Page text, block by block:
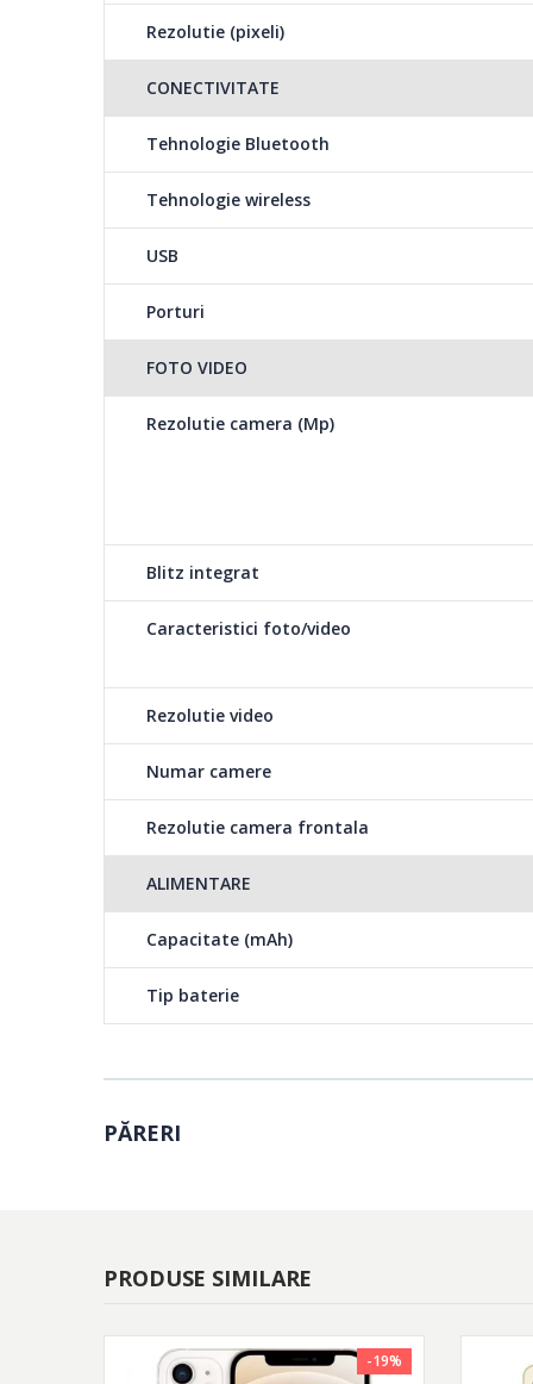
Rezolutie (pixeli)
CONECTIVITATE
Tehnologie Bluetooth
Tehnologie wireless
USB
Porturi
FOTO VIDEO
Rezolutie camera (Mp)
Blitz integrat
Caracteristici foto/video
Rezolutie video
Numar camere
Rezolutie camera frontala
ALIMENTARE
Capacitate (mAh)
Tip baterie
PĂRERI
PRODUSE SIMILARE
-19%